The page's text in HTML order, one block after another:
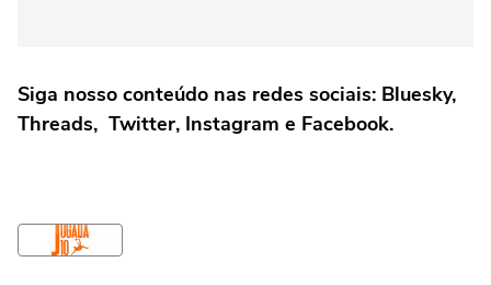
Siga nosso conteúdo nas redes sociais: Bluesky,
Threads, Twitter, Instagram e Facebook.